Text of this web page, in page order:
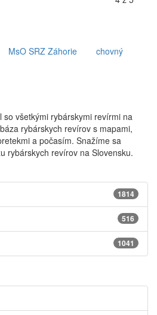
MsO SRZ Záhorie
chovný
so všetkými rybárskymi revírmi na
rybárskych revírov s mapami,
a počasím. Snažíme sa
rybárskych revírov na Slovensku.
1814
516
1041